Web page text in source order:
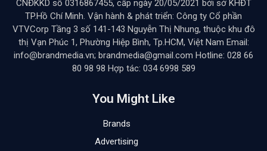
CNĐKKD số 0316867455, cấp ngày 20/05/2021 bởi sở KHĐT
TP.Hồ Chí Minh. Vận hành & phát triển: Công ty Cổ phần
VTVCorp Tầng 3 số 141-143 Nguyễn Thị Nhung, thuộc khu đô
thị Vạn Phúc 1, Phường Hiệp Bình, Tp.HCM, Việt Nam Email:
info@brandmedia.vn; brandmedia@gmail.com Hotline: 028 66
80 98 98 Hợp tác: 034 6998 589
You Might Like
Brands
Advertising